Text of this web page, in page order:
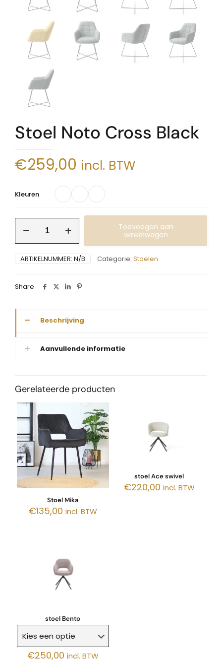
Stoel Noto Cross Black
€259,00 incl. BTW
Kleuren
Noto
Cross
aantal
Toevoegen aan
winkelwagen
ARTIKELNUMMER: N/B Categorie: Stoelen
Share
Beschrijving
Aanvullende informatie
Gerelateerde producten
Stoel Mika
€135,00 incl. BTW
stoel Ace swivel
€220,00 incl. BTW
stoel Bento
€250,00 incl. BTW